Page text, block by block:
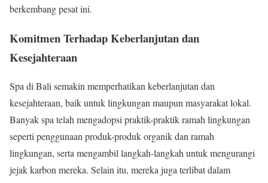
berkembang pesat ini.
Komitmen Terhadap Keberlanjutan dan
Kesejahteraan
Spa di Bali semakin memperhatikan keberlanjutan dan
kesejahteraan, baik untuk lingkungan maupun masyarakat lokal.
Banyak spa telah mengadopsi praktik-praktik ramah lingkungan
seperti penggunaan produk-produk organik dan ramah
lingkungan, serta mengambil langkah-langkah untuk mengurangi
jejak karbon mereka. Selain itu, mereka juga terlibat dalam